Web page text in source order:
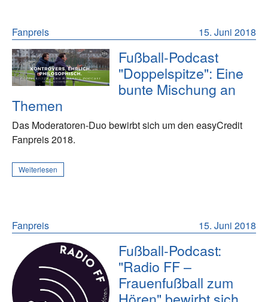
15. Juni 2018
Fanpreis
Fußball-Podcast
"Doppelspitze": Eine
bunte Mischung an
Themen
Das Moderatoren-Duo bewirbt sich um den easyCredit
Fanpreis 2018.
Weiterlesen
15. Juni 2018
Fanpreis
Fußball-Podcast:
"Radio FF –
Frauenfußball zum